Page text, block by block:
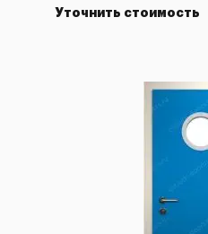
Уточнить стоимость